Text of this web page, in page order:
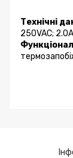
Технічні
250VAC;